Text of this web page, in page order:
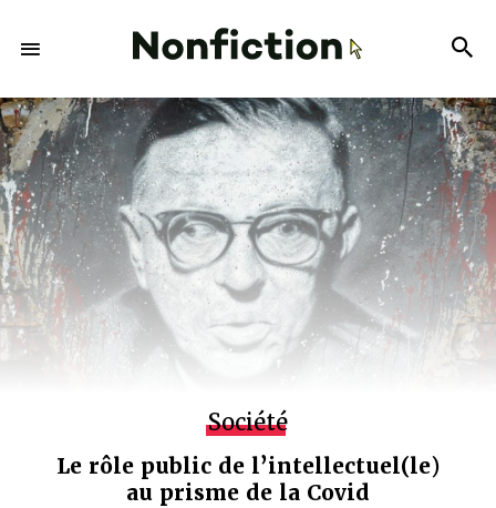
Société
Le rôle public de l’intellectuel(le)
au prisme de la Covid